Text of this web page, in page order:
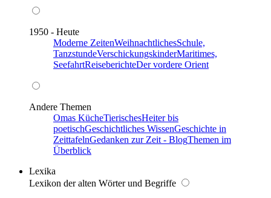
1950 - Heute
Moderne ZeitenWeihnachtlichesSchule,
TanzstundeVerschickungskinderMaritimes,
SeefahrtReiseberichteDer vordere Orient
Andere Themen
Omas KücheTierischesHeiter bis
poetischGeschichtliches WissenGeschichte in
ZeittafelnGedanken zur Zeit - BlogThemen im
Überblick
Lexika
Lexikon der alten Wörter und Begriffe